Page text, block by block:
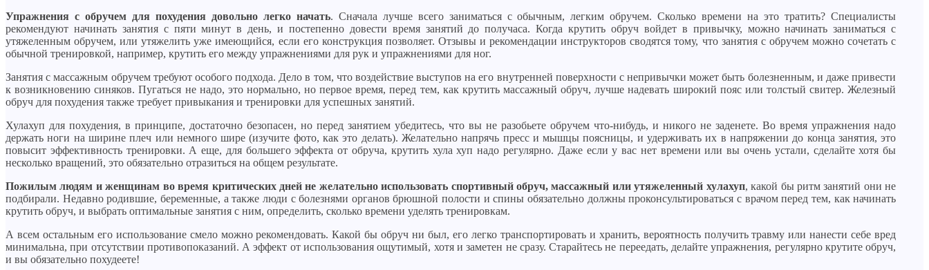
Упражнения с обручем для похудения довольно легко начать. Сначала лучше всего заниматься с обычным, легким обручем. Сколько времени на это тратить? Специалисты
рекомендуют начинать занятия с пяти минут в день, и постепенно довести время занятий до получаса. Когда крутить обруч войдет в привычку, можно начинать заниматься с
утяжеленным обручем, или утяжелить уже имеющийся, если его конструкция позволяет. Отзывы и рекомендации инструкторов сводятся тому, что занятия с обручем можно сочетать с
обычной тренировкой, например, крутить его между упражнениями для рук и упражнениями для ног.
Занятия с массажным обручем требуют особого подхода. Дело в том, что воздействие выступов на его внутренней поверхности с непривычки может быть болезненным, и даже привести
к возникновению синяков. Пугаться не надо, это нормально, но первое время, перед тем, как крутить массажный обруч, лучше надевать широкий пояс или толстый свитер. Железный
обруч для похудения также требует привыкания и тренировки для успешных занятий.
Хулахуп для похудения, в принципе, достаточно безопасен, но перед занятием убедитесь, что вы не разобьете обручем что-нибудь, и никого не заденете. Во время упражнения надо
держать ноги на ширине плеч или немного шире (изучите фото, как это делать). Желательно напрячь пресс и мышцы поясницы, и удерживать их в напряжении до конца занятия, это
повысит эффективность тренировки. А еще, для большего эффекта от обруча, крутить хула хуп надо регулярно. Даже если у вас нет времени или вы очень устали, сделайте хотя бы
несколько вращений, это обязательно отразиться на общем результате.
Пожилым людям и женщинам во время критических дней не желательно использовать спортивный обруч, массажный или утяжеленный хулахуп, какой бы ритм занятий они не
подбирали. Недавно родившие, беременные, а также люди с болезнями органов брюшной полости и спины обязательно должны проконсультироваться с врачом перед тем, как начинать
крутить обруч, и выбрать оптимальные занятия с ним, определить, сколько времени уделять тренировкам.
А всем остальным его использование смело можно рекомендовать. Какой бы обруч ни был, его легко транспортировать и хранить, вероятность получить травму или нанести себе вред
минимальна, при отсутствии противопоказаний. А эффект от использования ощутимый, хотя и заметен не сразу. Старайтесь не переедать, делайте упражнения, регулярно крутите обруч,
и вы обязательно похудеете!